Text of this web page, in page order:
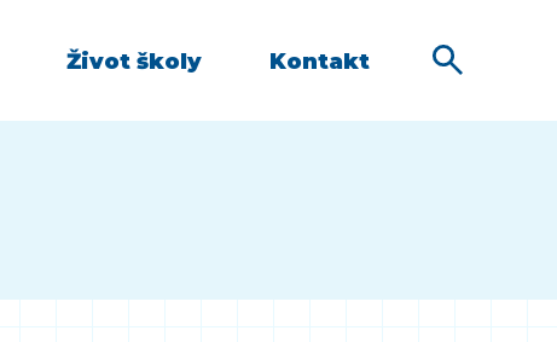
Život školy Kontakt